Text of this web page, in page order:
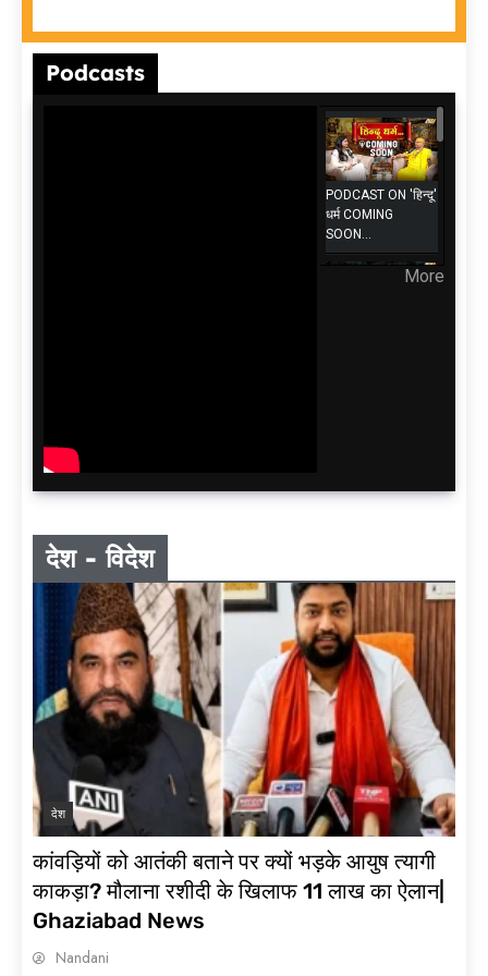
Podcasts
PODCAST ON 'हिन्दू'
धर्म COMING
SOON...
Jobs ? COMING
SOON...
Coaching 'Mafia'
INDIA का सबसे बड़ा
'SCAM' |
EXCLUSIVE
PODCAST | Mr.
Ajay Verma | Go
Olympiad
More
देश - विदेश
देश
कांवड़ियों को आतंकी बताने पर क्यों भड़के आयुष त्यागी
काकड़ा? मौलाना रशीदी के खिलाफ 11 लाख का ऐलान|
Ghaziabad News
Nandani